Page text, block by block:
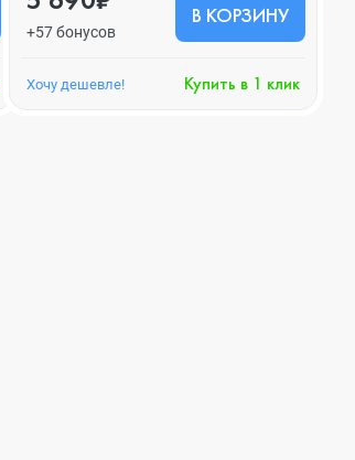
+57 бонусов
В КОРЗИНУ
Хочу дешевле! Купить в 1 клик